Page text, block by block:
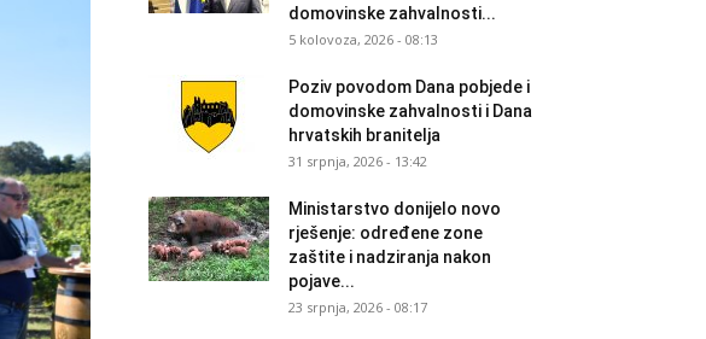
domovinske zahvalnosti...
5 kolovoza, 2026 - 08:13
Poziv povodom Dana pobjede i
domovinske zahvalnosti i Dana
hrvatskih branitelja
31 srpnja, 2026 - 13:42
Ministarstvo donijelo novo
rješenje: određene zone
zaštite i nadziranja nakon
pojave...
23 srpnja, 2026 - 08:17